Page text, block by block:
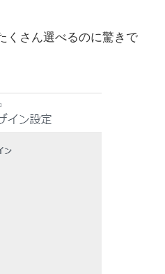
くさん選べるのに驚きで